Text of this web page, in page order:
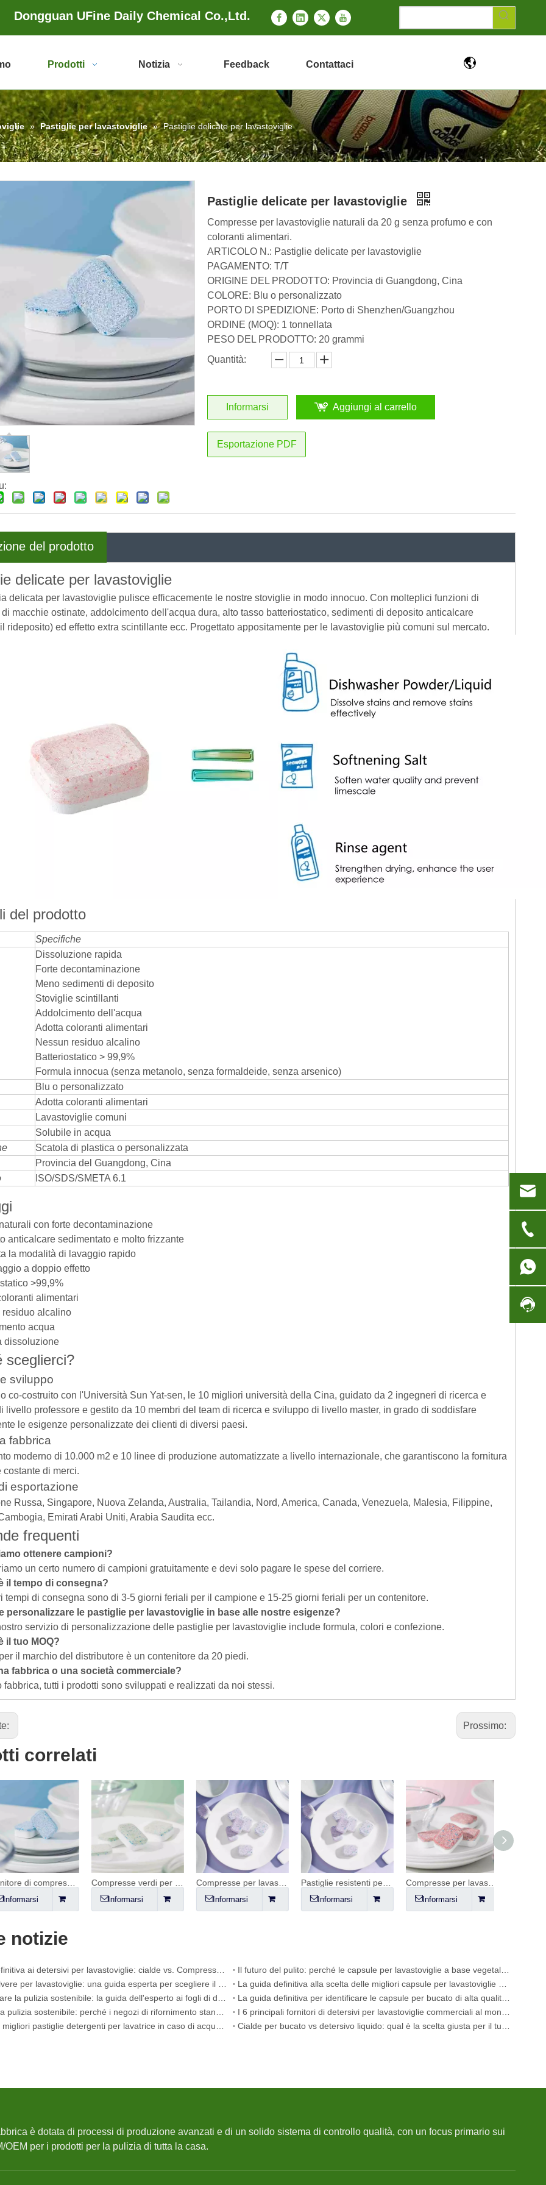
Dongguan UFine Daily Chemical Co.,Ltd.
Prodotti Notizia Feedback Contattaci
» Pastiglie per lavastoviglie » Pastiglie delicate per lavastoviglie
Pastiglie delicate per lavastoviglie
Compresse per lavastoviglie naturali da 20 g senza profumo e con
coloranti alimentari.
ARTICOLO N.: Pastiglie delicate per lavastoviglie
PAGAMENTO: T/T
ORIGINE DEL PRODOTTO: Provincia di Guangdong, Cina
COLORE: Blu o personalizzato
PORTO DI SPEDIZIONE: Porto di Shenzhen/Guangzhou
ORDINE (MOQ): 1 tonnellata
PESO DEL PRODOTTO: 20 grammi
Quantità:
Informarsi Aggiungi al carrello
Esportazione PDF
del prodotto
delicate per lavastoviglie
delicata per lavastoviglie pulisce efficacemente le nostre stoviglie in modo innocuo. Con molteplici funzioni di
macchie ostinate, addolcimento dell'acqua dura, alto tasso batteriostatico, sedimenti di deposito anticalcare
rideposito) ed effetto extra scintillante ecc. Progettato appositamente per le lavastoviglie più comuni sul mercato.
del prodotto
Specifiche
Dissoluzione rapida
Forte decontaminazione
Meno sedimenti di deposito
Stoviglie scintillanti
Addolcimento dell'acqua
Adotta coloranti alimentari
Nessun residuo alcalino
Batteriostatico > 99,9%
Formula innocua (senza metanolo, senza formaldeide, senza arsenico)
Blu o personalizzato
Adotta coloranti alimentari
Lavastoviglie comuni
Solubile in acqua
Scatola di plastica o personalizzata
Provincia del Guangdong, Cina
ISO/SDS/SMETA 6.1
con forte decontaminazione
anticalcare sedimentato e molto frizzante
la modalità di lavaggio rapido
a doppio effetto
>99,9%
alimentari
alcalino
acqua
dissoluzione
sceglierci?
sviluppo
co-costruito con l'Università Sun Yat-sen, le 10 migliori università della Cina, guidato da 2 ingegneri di ricerca e
livello professore e gestito da 10 membri del team di ricerca e sviluppo di livello master, in grado di soddisfare
le esigenze personalizzate dei clienti di diversi paesi.
fabbrica
moderno di 10.000 m2 e 10 linee di produzione automatizzate a livello internazionale, che garantiscono la fornitura
costante di merci.
esportazione
Russa, Singapore, Nuova Zelanda, Australia, Tailandia, Nord, America, Canada, Venezuela, Malesia, Filippine,
Emirati Arabi Uniti, Arabia Saudita ecc.
frequenti
ottenere campioni?
un certo numero di campioni gratuitamente e devi solo pagare le spese del corriere.
il tempo di consegna?
tempi di consegna sono di 3-5 giorni feriali per il campione e 15-25 giorni feriali per un contenitore.
personalizzare le pastiglie per lavastoviglie in base alle nostre esigenze?
servizio di personalizzazione delle pastiglie per lavastoviglie include formula, colori e confezione.
il tuo MOQ?
il marchio del distributore è un contenitore da 20 piedi.
fabbrica o una società commerciale?
fabbrica, tutti i prodotti sono sviluppati e realizzati da noi stessi.
Prossimo:
correlati
Fornitore di compresse blu per lavastoviglie Compresse verdi per lavastoviglie
Informarsi
Compresse per lavastoviglie viola
Informarsi
Pastiglie resistenti per lavastoviglie
Informarsi
Compresse per lavastoviglie rosso cremisi
Informarsi
notizie
è dotata di processi di produzione avanzati e di un solido sistema di controllo qualità, con un focus primario sui
OEM per i prodotti per la pulizia di tutta la casa.